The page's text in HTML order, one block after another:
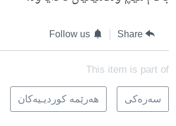
Share
Follow us
This item is part of
سه‌ره‌کی هه‌رێمه‌ کوردیـیه‌کان